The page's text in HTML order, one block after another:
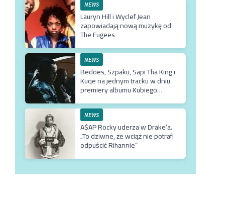
NEWS
Lauryn Hill i Wyclef Jean
zapowiadają nową muzykę od
The Fugees
NEWS
Bedoes, Szpaku, Sapi Tha King i
Kuqe na jednym tracku w dniu
premiery albumu Kubiego
NEWS
A$AP Rocky uderza w Drake’a.
„To dziwne, że wciąż nie potrafi
odpuścić Rihannie”